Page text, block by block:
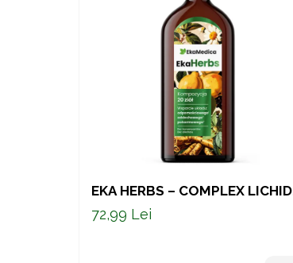
EKA HERBS – COMPLEX LICHID
CU 20 DE PLANTE, SUC DE
GUTUI ȘI VITAMINA C 500 ML
72,99 Lei